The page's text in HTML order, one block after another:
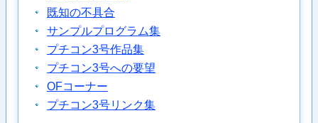
既知の不具合
サンプルプログラム集
プチコン3号作品集
プチコン3号への要望
OFコーナー
プチコン3号リンク集